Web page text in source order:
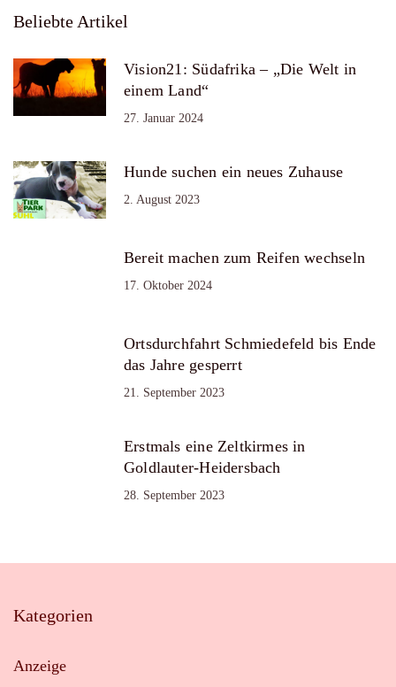
Beliebte Artikel
Vision21: Südafrika – „Die Welt in
einem Land“
27. Januar 2024
Hunde suchen ein neues Zuhause
2. August 2023
Bereit machen zum Reifen wechseln
17. Oktober 2024
Ortsdurchfahrt Schmiedefeld bis Ende
das Jahre gesperrt
21. September 2023
Erstmals eine Zeltkirmes in
Goldlauter-Heidersbach
28. September 2023
Kategorien
Anzeige